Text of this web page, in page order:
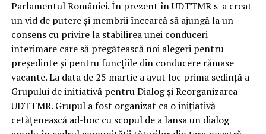
Parlamentul României. În prezent în UDTTMR s-a creat
un vid de putere şi membrii încearcă să ajungă la un
consens cu privire la stabilirea unei conduceri
interimare care să pregătească noi alegeri pentru
preşedinte şi pentru funcţiile din conducere rămase
vacante. La data de 25 martie a avut loc prima sedinţă a
Grupului de initiativă pentru Dialog şi Reorganizarea
UDTTMR. Grupul a fost organizat ca o iniţiativă
cetăţenească ad-hoc cu scopul de a lansa un dialog